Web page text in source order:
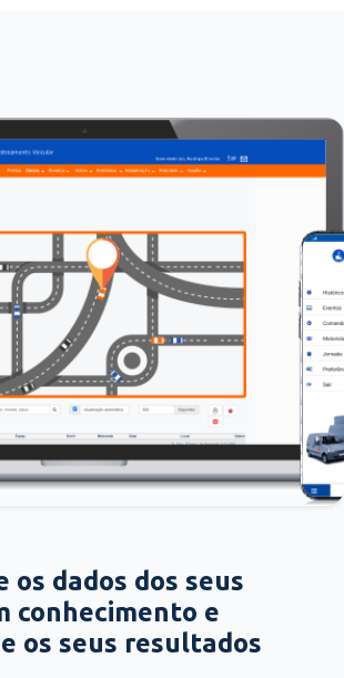
os dados dos seus
conhecimento e
os seus resultados